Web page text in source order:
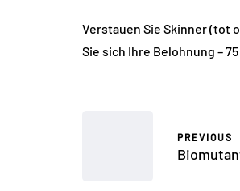
Verstauen Sie Skinner (tot
Sie sich Ihre Belohnung – 75
PREVIOUS